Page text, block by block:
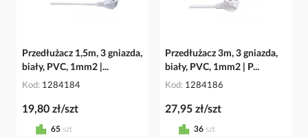
Przedłużacz 1,5m, 3 gniazda,
biały, PVC, 1mm2 |...
Kod 1284184
19,80 zł/szt
65 szt
Przedłużacz 3m, 3 gniazda,
biały, PVC, 1mm2 | P...
Kod 1284186
27,95 zł/szt
36 szt